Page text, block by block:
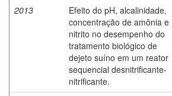
2013
Efeito do pH, alcalinidade,
concentração de amônia e
nitrito no desempenho do
tratamento biológico de
dejeto suíno em um reator
sequencial desnitrificante-
nitrificante.